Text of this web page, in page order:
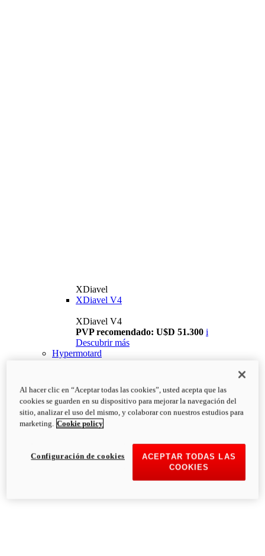
XDiavel
XDiavel V4
XDiavel V4
PVP recomendado: U$D 51.300 i
Descubrir más
Hypermotard
Al hacer clic en “Aceptar todas las cookies”, usted acepta que las
cookies se guarden en su dispositivo para mejorar la navegación del
sitio, analizar el uso del mismo, y colaborar con nuestros estudios para
marketing. Cookie policy
ACEPTAR TODAS LAS
COOKIES
Configuración de cookies